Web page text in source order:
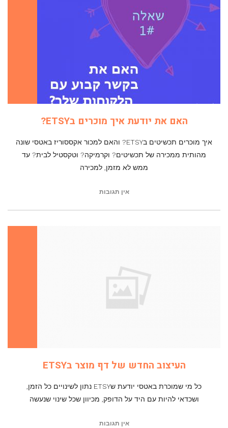
האם את יודעת איך מוכרים בETSY?
איך מוכרים תכשיטים בETSY? והאם למכור אקססוריז באטסי שונה
מהותית ממכירה של תכשיטים? וקרמיקה? וטקסטיל לבית? עד
ממש לא מזמן, למכירה
אין תגובות
העיצוב החדש של דף מוצר בETSY
כל מי שמוכרת באטסי יודעת שETSY נתון לשינויים כל הזמן,
ושכדאי להיות עם היד על הדופק, מכיוון שכל שינוי שנעשה
אין תגובות